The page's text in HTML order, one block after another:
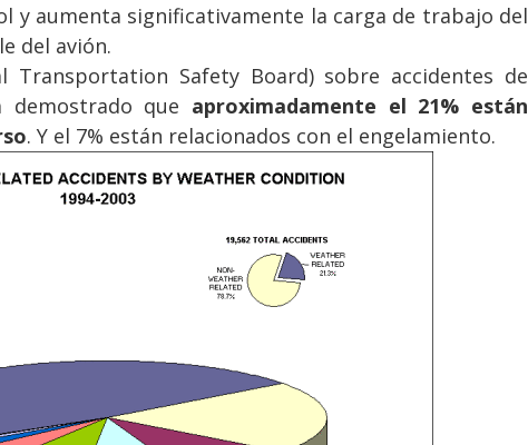
y aumenta significativamente la carga de trabajo del
del avión.
Transportation Safety Board) sobre accidentes de
demostrado que aproximadamente el 21% están
. Y el 7% están relacionados con el engelamiento.